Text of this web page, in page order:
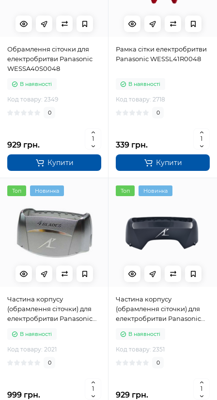
Обрамлення сіточки для
електробритви Panasonic
WESSA40S0048
В наявності
Код товару: 2349
0
929 грн.
Купити
Рамка сітки електробритви
Panasonic WESSL41R0048
В наявності
Код товару: 2718
0
339 грн.
Купити
Топ Новинка
Частина корпусу
(обрамлення сіточки) для
електробритви Panasonic
В наявності
Код товару: 2021
0
999 грн.
Топ Новинка
Частина корпусу
(обрамлення сіточки) для
електробритви Panasonic
В наявності
Код товару: 2351
0
929 грн.